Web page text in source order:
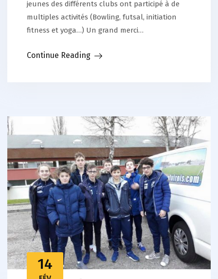
jeunes des différents clubs ont participé à de
multiples activités (Bowling, futsal, initiation
fitness et yoga…) Un grand merci…
Continue Reading
14